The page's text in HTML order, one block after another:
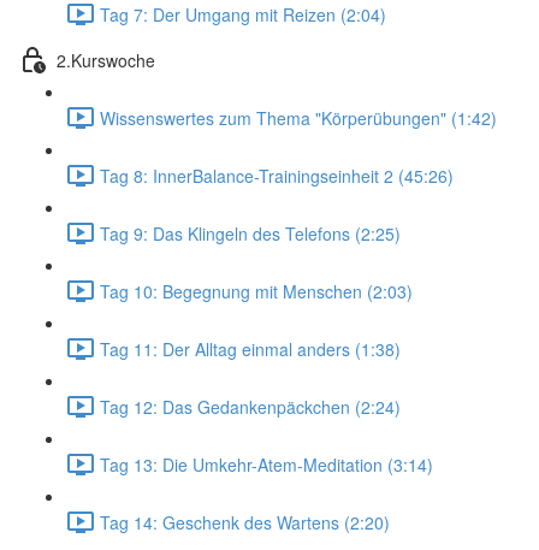
Tag 7: Der Umgang mit Reizen (2:04)
2.Kurswoche
Wissenswertes zum Thema "Körperübungen" (1:42)
Tag 8: InnerBalance-Trainingseinheit 2 (45:26)
Tag 9: Das Klingeln des Telefons (2:25)
Tag 10: Begegnung mit Menschen (2:03)
Tag 11: Der Alltag einmal anders (1:38)
Tag 12: Das Gedankenpäckchen (2:24)
Tag 13: Die Umkehr-Atem-Meditation (3:14)
Tag 14: Geschenk des Wartens (2:20)